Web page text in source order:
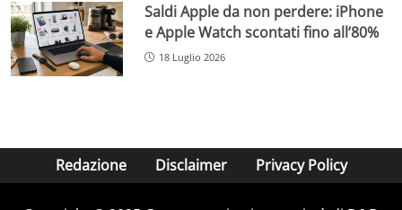
Saldi Apple da non perdere: iPhone
e Apple Watch scontati fino all’80%
18 Luglio 2026
Redazione Disclaimer Privacy Policy